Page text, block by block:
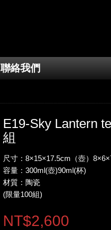
聯絡我們
E19-Sky Lantern
組
尺寸：8×15×17.5cm（壺）
容量：300ml(壺)90ml(杯)
材質：陶瓷
(限量100組)
NT$2,600